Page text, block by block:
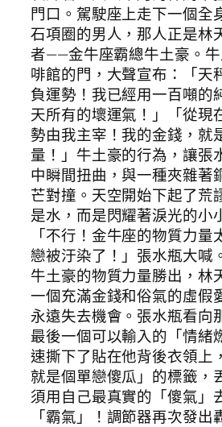
門口。駕駛座上走下一個全
石項圈的男人，那人正是林
者——金牛座霸總牛土豪。
啡館的門，大聲宣布：「天
負運勢！我已經用一百噸的
天所有的壞運氣！」「從現
勢由我主宰！我的金錢，就
量！」牛土豪的行為，讓張
中瞬間扭曲，與一種夾雜著
芒對撞。天空開始下起了荒
是水，而是閃耀著淚光的小
「不行！金牛座的物質力量
戀被汙染了！」張水瓶大喊
牛土豪的物質力量勝出，林
一個充滿金錢和俗氣的虛假
永遠失去機會。張水瓶看向
最後一個可以輸入的「情緒
速撕下了貼在他背後衣領上
就是個單戀傻瓜」的標籤，
須用自己最真實的「傻氣」
「霸氣」！調節器再次發出